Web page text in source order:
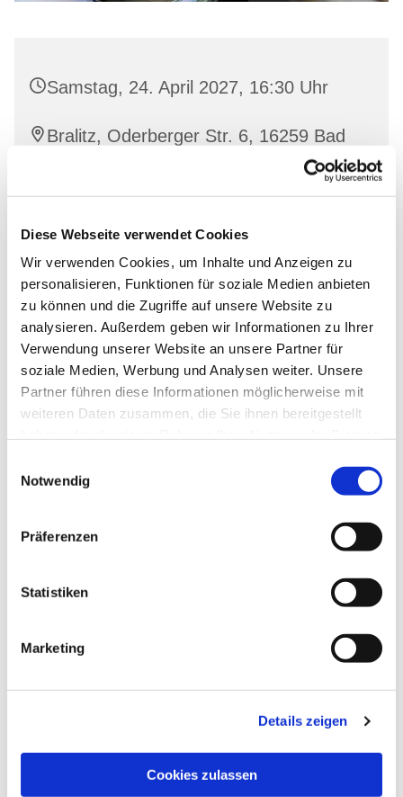
Diese Webseite verwendet Cookies
Wir verwenden Cookies, um Inhalte und Anzeigen zu
personalisieren, Funktionen für soziale Medien anbieten
zu können und die Zugriffe auf unsere Website zu
analysieren. Außerdem geben wir Informationen zu Ihrer
Verwendung unserer Website an unsere Partner für
soziale Medien, Werbung und Analysen weiter. Unsere
Partner führen diese Informationen möglicherweise mit
weiteren Daten zusammen, die Sie ihnen bereitgestellt
Notwendig
Präferenzen
Statistiken
Marketing
Details zeigen
Cookies zulassen
Samstag, 24. April 2027, 16:30 Uhr
Bralitz, Oderberger Str. 6, 16259 Bad
Interessierte sind herzlich willkommen!
Dies könnte Sie auch
interessieren